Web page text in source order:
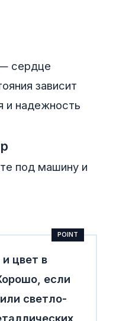
сердце
зависит
и надежность
под машину и
цвет в
если
светло-